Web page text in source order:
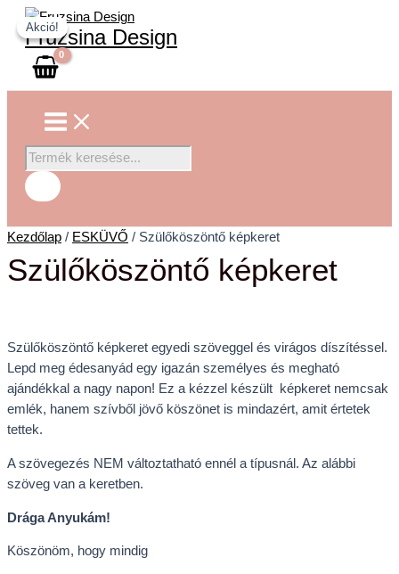
Skip
content
Fruzsina Design
Menu
Products
search
Kezdőlap / ESKÜVŐ / Szülőköszöntő képkeret
Szülőköszöntő képkeret
Szülőköszöntő képkeret egyedi szöveggel és virágos díszítéssel.
Lepd meg édesanyád egy igazán személyes és megható
ajándékkal a nagy napon! Ez a kézzel készült képkeret nemcsak
emlék, hanem szívből jövő köszönet is mindazért, amit értetek
tettek.
A szövegezés NEM változtatható ennél a típusnál. Az alábbi
szöveg van a keretben.
Drága Anyukám!
Köszönöm, hogy mindig
Szülőköszöntő
képkeret
mennyiség
Akció!
Akció!